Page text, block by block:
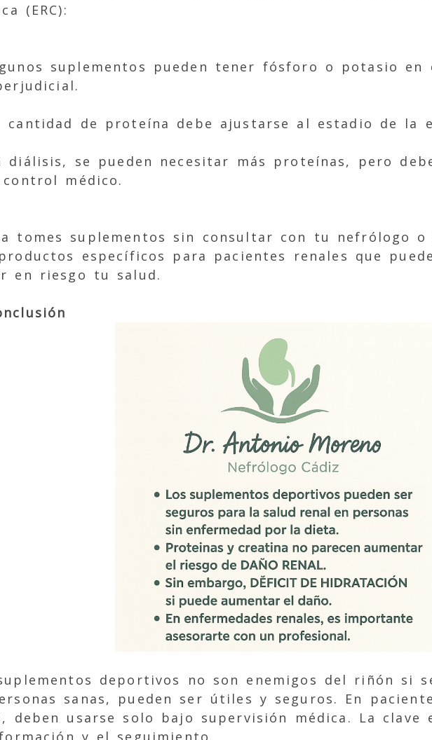
(ERC):
suplementos pueden tener fósforo o potasio en
cantidad de proteína debe ajustarse al estadio de la
diálisis, se pueden necesitar más proteínas, pero
médico.
tomes suplementos sin consultar con tu nefrólogo
específicos para pacientes renales que
en riesgo tu salud.
deportivos no son enemigos del riñón si
sanas, pueden ser útiles y seguros. En
deben usarse solo bajo supervisión médica. La
y el seguimiento.